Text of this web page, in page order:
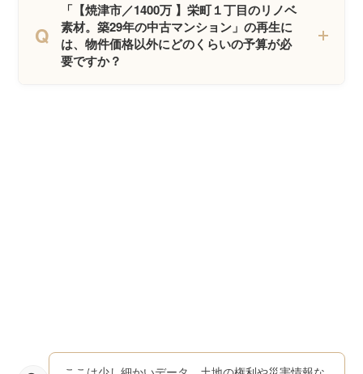
Q
「【焼津市／1400万 】栄町１丁目のリノベ
素材。築29年の中古マンション」の再生に
は、物件価格以外にどのくらいの予算が必
要ですか？